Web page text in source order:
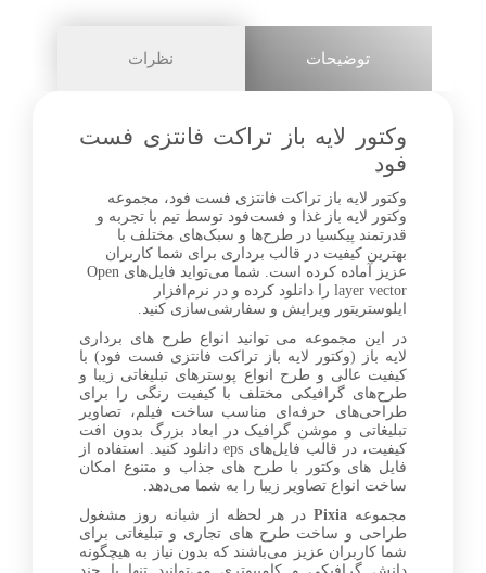
1+
توضیحات نظرات
وکتور لایه باز تراکت فانتزی فست
فود
وکتور لایه باز تراکت فانتزی فست فود، مجموعه
وکتور لایه باز غذا و فست‌فود توسط تیم با تجربه و
قدرتمند پیکسیا در طرح‌ها و سبک‌های مختلف با
بهترین کیفیت در قالب برداری برای شما کاربران
عزیز آماده کرده است. شما می‌تواید فایل‌های Open
layer vector را دانلود کرده و در نرم‌افزار
ایلوستریتور ویرایش و سفارشی‌سازی کنید.
در این مجموعه می توانید انواع طرح های برداری
لایه باز (وکتور لایه باز تراکت فانتزی فست فود) با
کیفیت عالی و طرح انواع پوسترهای تبلیغاتی زیبا و
طرح‌های گرافیکی مختلف با کیفیت رنگی را برای
طراحی‌های حرفه‌ای مناسب ساخت فیلم، تصاویر
تبلیغاتی و موشن گرافیک در ابعاد بزرگ بدون افت
کیفیت، در قالب فایل‌های eps دانلود کنید. استفاده از
فایل های وکتور با طرح های جذاب و متنوع امکان
ساخت انواع تصاویر زیبا را به شما می‌دهد.
مجموعه Pixia در هر لحظه از شبانه روز مشغول
طراحی و ساخت طرح های تجاری و تبلیغاتی برای
شما کاربران عزیز می‌باشند که بدون نیاز به هیچگونه